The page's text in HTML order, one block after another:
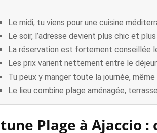
Le midi, tu viens pour une cuisine
Le soir, l’adresse devient plus chic et
La réservation est fortement conseillée
Les prix varient nettement entre le
Tu peux y manger toute la journée,
Le lieu combine plage aménagée,
Plage à Ajaccio